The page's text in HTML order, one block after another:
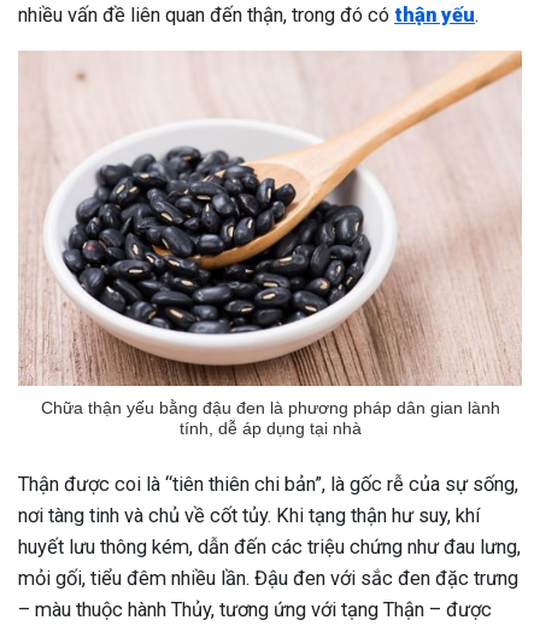
nhiều vấn đề liên quan đến thận, trong đó có thận yếu.
Chữa thận yếu bằng đậu đen là phương pháp dân gian lành
tính, dễ áp dụng tại nhà
Thận được coi là “tiên thiên chi bản”, là gốc rễ của sự sống,
nơi tàng tinh và chủ về cốt tủy. Khi tạng thận hư suy, khí
huyết lưu thông kém, dẫn đến các triệu chứng như đau lưng,
mỏi gối, tiểu đêm nhiều lần. Đậu đen với sắc đen đặc trưng
– màu thuộc hành Thủy, tương ứng với tạng Thận – được